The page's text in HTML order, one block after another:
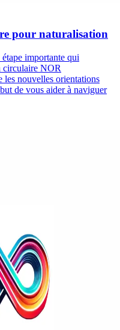
pour naturalisation
importante qui
circulaire NOR
nouvelles orientations
de vous aider à naviguer